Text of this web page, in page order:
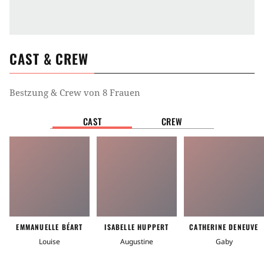
CAST & CREW
Bestzung & Crew von 8 Frauen
CAST CREW
EMMANUELLE BÉART
Louise
ISABELLE HUPPERT
Augustine
CATHERINE DENEUVE
Gaby